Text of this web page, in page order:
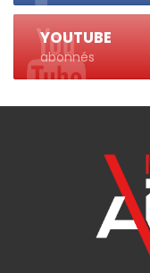
YOUTUBE
abonnés